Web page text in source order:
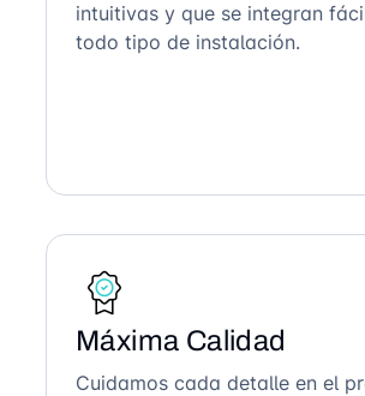
intuitivas y que se integran
todo tipo de instalación.
Máxima Calidad
Cuidamos cada detalle en el